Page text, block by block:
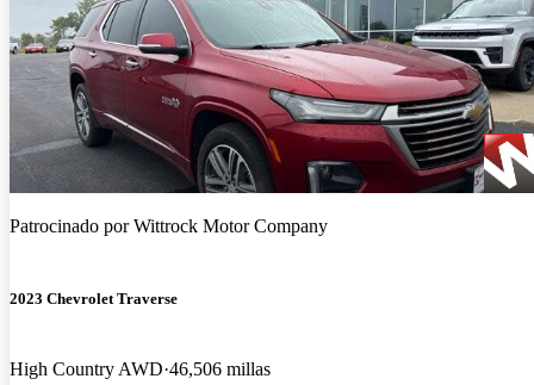
Patrocinado porWittrock Motor Company
2023 Chevrolet Traverse
High Country AWD 46,506 millas